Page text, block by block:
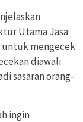
Utama Jasa
untuk mengecek
diawali
sasaran orang-
ingin